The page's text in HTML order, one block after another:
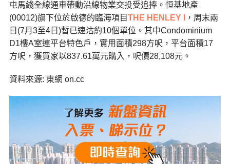
屯馬綫全線通車帶動沿線物業交投受追捧。恒基地產
(00012)旗下位於啟德的臨海項目THE HENLEY I
，周末兩
日(7月3至4日)暫已速沽約10個單位。其中Condominium
D1樓A室連平台特色戶，實用面積298方呎，平台面積17
方呎，獲買家以837.61萬元購入，呎價28,108元。
資料來源: 東網 on.cc